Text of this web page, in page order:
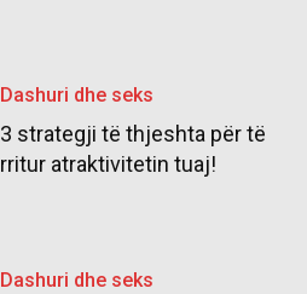
Dashuri dhe seks
3 strategji të thjeshta për të
rritur atraktivitetin tuaj!
Dashuri dhe seks